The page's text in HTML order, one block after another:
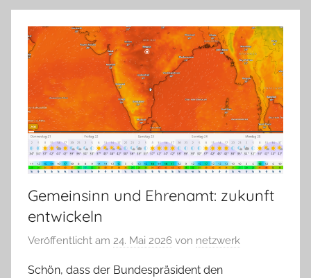
Gemeinsinn und Ehrenamt: zukunft
entwickeln
Veröffentlicht am 24. Mai 2026 von netzwerk
Schön, dass der Bundespräsident den